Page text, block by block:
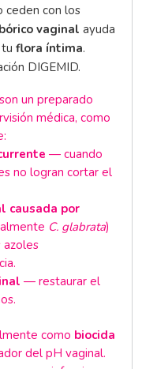
ceden con los
vaginal ayuda
tuflora íntima.
DIGEMID.
son un preparado
médica, como
— cuando
no logran cortar el
causada por
C. glabrata)
— restaurar el
como biocida
del pH vaginal.